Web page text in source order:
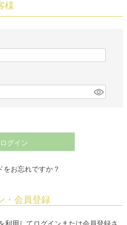
様
ログイン
をお忘れですか？
・会員登録